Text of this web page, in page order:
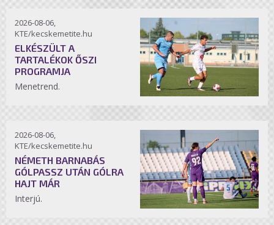
2026-08-06,
KTE/kecskemetite.hu
ELKÉSZÜLT A
TARTALÉKOK ŐSZI
PROGRAMJA
Menetrend.
2026-08-06,
KTE/kecskemetite.hu
NÉMETH BARNABÁS
GÓLPASSZ UTÁN GÓLRA
HAJT MÁR
Interjú.